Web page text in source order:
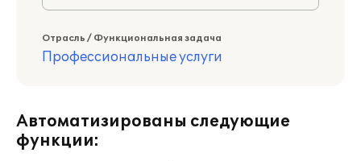
Отрасль / Функциональная задача
Профессиональные услуги
Автоматизированы следующие
функции: